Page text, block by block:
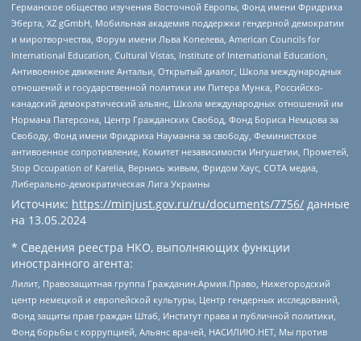
Германское общество изучения Восточной Европы, Фонд имени Фридриха
Эберта, XZ gGmbH, Мобильная академия поддержки гендерной демократии
и миротворчества, Форум имени Льва Копелева, American Councils for
International Education, Cultural Vistas, Institute of International Education,
Антивоенное движение Антальи, Открытый диалог, Школа международных
отношений и государственной политики им Питера Мунка, Российско-
канадский демократический альянс, Школа международных отношений им
Нормана Патерсона, Центр Гражданских Свобод, Фонд Бориса Немцова за
Свободу, Фонд имени Фридриха Науманна за свободу, Феминистское
антивоенное сопротивление, Комитет независимости Ингушетии, Прометей,
Stop Occupation of Karelia, Вернись живым, Фридом Хаус, СОТА медиа,
Либерально-демократическая Лига Украины
Источник: https://minjust.gov.ru/ru/documents/7756/ данные
на 13.05.2024
* Сведения реестра НКО, выполняющих функции
иностранного агента:
Лилит, Правозащитная группа Гражданин.Армия.Право, Нижегородский
центр немецкой и европейской культуры, Центр гендерных исследований,
Фонд защиты прав граждан Штаб, Институт права и публичной политики,
Фонд борьбы с коррупцией, Альянс врачей, НАСИЛИЮ.НЕТ, Мы против